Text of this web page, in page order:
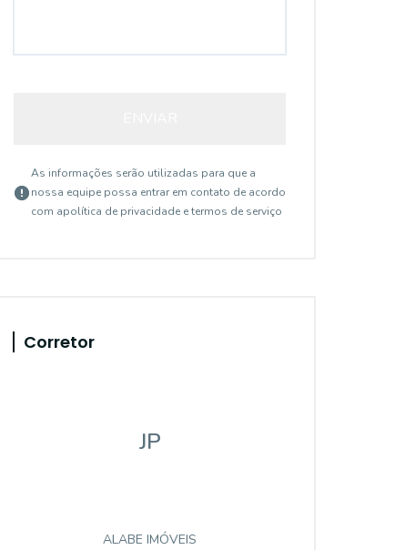
As informações serão utilizadas para que a
nossa equipe possa entrar em contato de acordo
com apolítica de privacidade e termos de serviço
Corretor
JP
ALABE IMÓVEIS